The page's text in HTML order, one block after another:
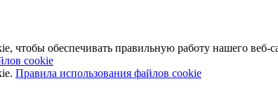
чтобы обеспечивать правильную работу нашего веб-
cookie
Правила использования файлов cookie